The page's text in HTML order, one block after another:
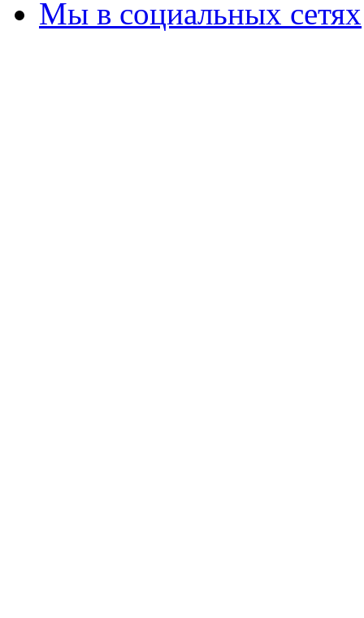
Мы в социальных сетях